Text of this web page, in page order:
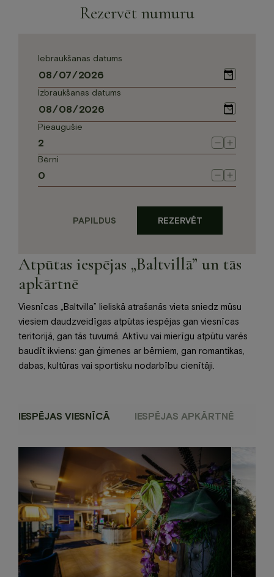
Rezervēt numuru
Iebraukšanas datums
Izbraukšanas datums
Pieaugušie
Bērni
PAPILDUS REZERVĒT
Atpūtas iespējas „Baltvillā” un tās
apkārtnē
Viesnīcas „Baltvilla” lieliskā atrašanās vieta sniedz mūsu
viesiem daudzveidīgas atpūtas iespējas gan viesnīcas
teritorijā, gan tās tuvumā. Aktīvu vai mierīgu atpūtu varēs
baudīt ikviens: gan ģimenes ar bērniem, gan romantikas,
dabas, kultūras vai sportisku nodarbību cienītāji.
IESPĒJAS VIESNĪCĀ IESPĒJAS APKĀRTNĒ